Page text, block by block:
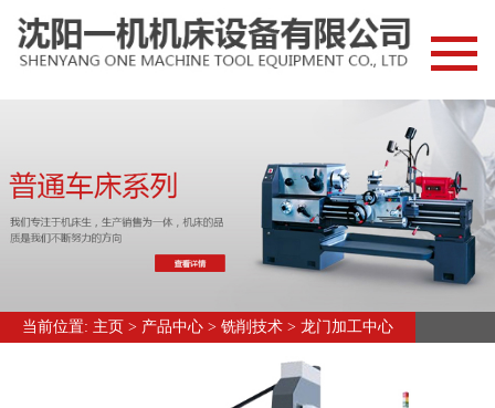
常见问题
产品中心
数控车床
当前位置: 主页 > 产品中心 > 铣削技术 > 龙门加工中心